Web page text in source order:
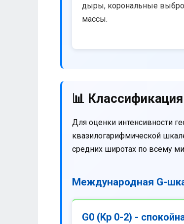
дыры, корональные
массы.
📊
Для оценки интенсивности
квазилогарифмической
средних широтах по всему
Международная G-
G0 (Kp 0-2) -